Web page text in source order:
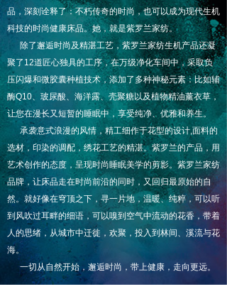
品，深刻诠释了：不朽传奇的时尚，也可以成为现代生机
科技的时尚健康床品。她，就是紫罗兰家纺。
除了邂逅时尚及精湛工艺，紫罗兰家纺生机产品还凝
聚了12道匠心独具的工序，在万级净化车间中，采取负
压闪爆和微胶囊种植技术，添加了多种神秘元素：比如辅
酶Q10、玻尿酸、海洋露、壳聚糖以及植物精油薰衣草，
让您在漫长又短暂的睡眠中，享受纯净、优雅和养生。
承袭意式浪漫的风情，精工细作于花型的设计,面料的
选材，印染的调配，绣花工艺的精湛。紫罗兰的产品，用
艺术创作的态度，呈现时尚睡眠美学的剪影。紫罗兰家纺
品牌，让床品走在时尚前沿的同时，又回归最原始的自
然。就好像在穹顶之下，寻一片地，温暖、纯粹，可以听
到风吹过耳畔的细语，可以嗅到空气中流动的花香，带着
人的思绪，从城市中迁徙，欢聚，投入到林间、溪流与花
海。
一切从自然开始，邂逅时尚，带上健康，走向更远。